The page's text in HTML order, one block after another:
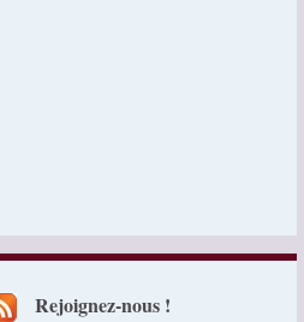
Rejoignez-nous !